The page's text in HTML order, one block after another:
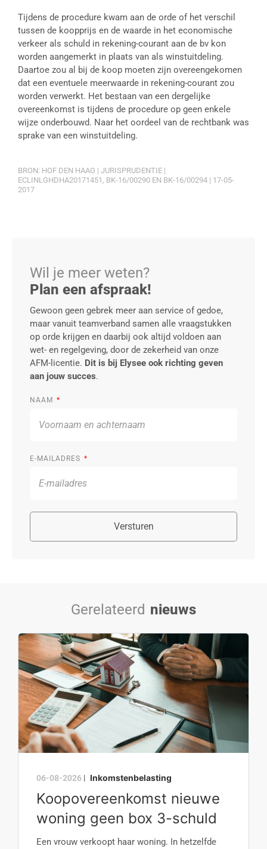
Tijdens de procedure kwam aan de orde of het verschil
tussen de koopprijs en de waarde in het economische
verkeer als schuld in rekening-courant aan de bv kon
worden aangemerkt in plaats van als winstuitdeling.
Daartoe zou al bij de koop moeten zijn overeengekomen
dat een eventuele meerwaarde in rekening-courant zou
worden verwerkt. Het bestaan van een dergelijke
overeenkomst is tijdens de procedure op geen enkele
wijze onderbouwd. Naar het oordeel van de rechtbank was
sprake van een winstuitdeling.
BRON: HOF DEN HAAG | JURISPRUDENTIE |
ECLINLGHDHA20171451, BK-16/00290 EN BK-16/00294 | 17-05-
2017
Wil je meer weten?
Plan een afspraak!
Gewoon geen gebrek meer aan service of gedoe,
maar vanuit teamverband samen alle vraagstukken
op orde krijgen en daarbij ook altijd voldoen aan
wet- en regelgeving, door de zekerheid van onze
AFM-licentie. Dit is bij Elysee ook richting geven
aan jouw succes.
NAAM
E-MAILADRES
Versturen
Gerelateerd nieuws
06-08-2026 | Inkomstenbelasting
Koopovereenkomst nieuwe
woning geen box 3-schuld
Een vrouw verkoopt haar woning. In hetzelfde